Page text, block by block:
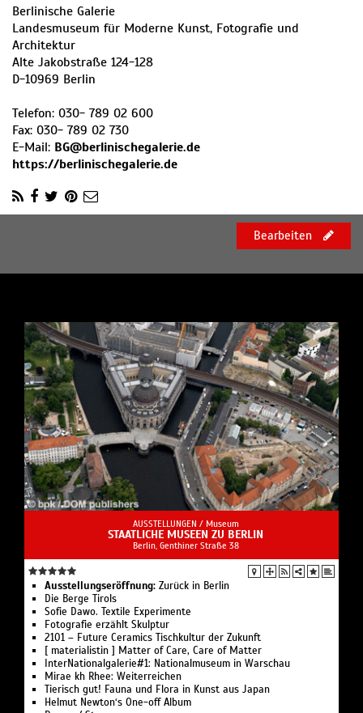
Berlinische Galerie
Landesmuseum für Moderne Kunst, Fotografie und
Architektur
Alte Jakobstraße 124-128
D-10969 Berlin
Telefon: 030- 789 02 600
Fax: 030- 789 02 730
E-Mail: BG@berlinischegalerie.de
https://berlinischegalerie.de
Bearbeiten
AUSSTELLUNGEN / Museum
STAATLICHE MUSEEN ZU BERLIN
Berlin, Genthiner Straße 38
Ausstellungseröffnung: Zurück in Berlin
Die Berge Tirols
Sofie Dawo. Textile Experimente
Fotografie erzählt Skulptur
2101 – Future Ceramics Tischkultur der Zukunft
[ materialistin ] Matter of Care, Care of Matter
InterNationalgalerie#1: Nationalmuseum in Warschau
Mirae kh Rhee: Weiterreichen
Tierisch gut! Fauna und Flora in Kunst aus Japan
Helmut Newton‘s One-off Album